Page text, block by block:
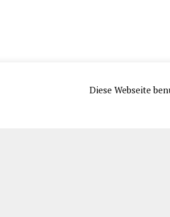
Diese Webseite